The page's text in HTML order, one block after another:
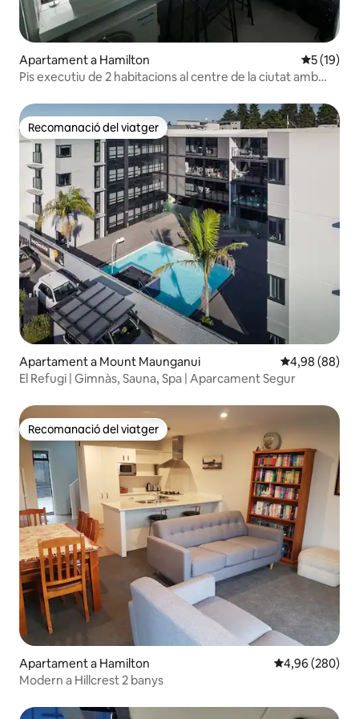
Apartament a Hamilton 5 de
5 (19)
Pis executiu de 2 habitacions al centre de la ciutat amb
Recomanació del viatger
Recomanació del viatger
Apartament a Mount Maunganui 4,98 de
4,98 (88)
El Refugi | Gimnàs, Sauna, Spa | Aparcament Segur
Recomanació del viatger
Recomanació del viatger
Apartament a Hamilton 4,96 de
4,96 (280)
Modern a Hillcrest 2 banys